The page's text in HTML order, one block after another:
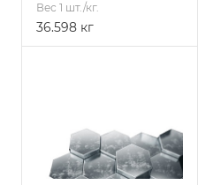
Вес 1 шт./кг.
36.598 кг